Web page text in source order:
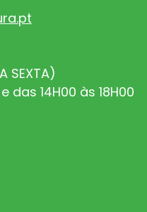
SEXTA)
das 14H00 às 18H00